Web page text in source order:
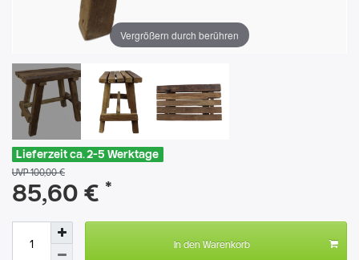
Vergrößern durch berühren
Lieferzeit ca. 2-5 Werktage
UVP 100,00 €
85,60 € *
In den Warenkorb